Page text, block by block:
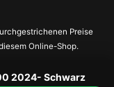
Preise
Online-Shop.
2024- Schwarz